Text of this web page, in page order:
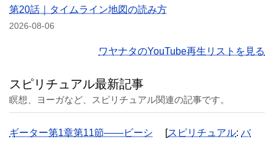
第20話｜タイムライン地図の読み方
2026-08-06
ワヤナタのYouTube再生リストを見る
スピリチュアル最新記事
瞑想、ヨーガなど、スピリチュアル関連の記事です。
ギーター第1章第11節――ビーシ
[スピリチュアル: バ